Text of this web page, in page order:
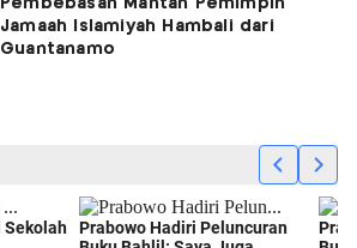
Pembebasan Mantan Pemimpin
Jamaah Islamiyah Hambali dari
Guantanamo